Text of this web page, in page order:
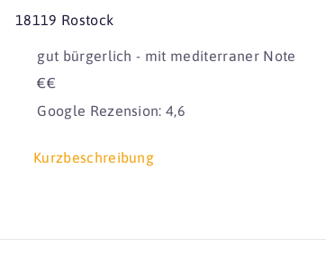
18119 Rostock
gut bürgerlich - mit mediterraner Note
€€
Google Rezension: 4,6
Kurzbeschreibung